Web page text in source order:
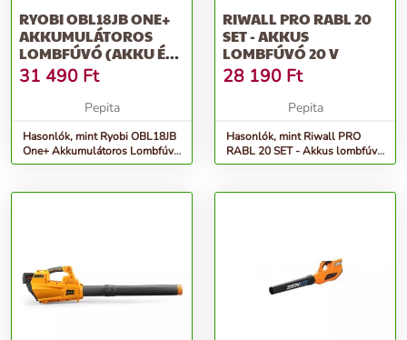
RYOBI OBL18JB ONE+
AKKUMULÁTOROS
LOMBFÚVÓ (AKKU ÉS
TÖLTŐ NÉLKÜL)
31 490 Ft
Pepita
Hasonlók, mint Ryobi OBL18JB
One+ Akkumulátoros Lombfúvó
(Akku és töltő nélkül)
RIWALL PRO RABL 20
SET - AKKUS
LOMBFÚVÓ 20 V
28 190 Ft
Pepita
Hasonlók, mint Riwall PRO
RABL 20 SET - Akkus lombfúvó
20 V